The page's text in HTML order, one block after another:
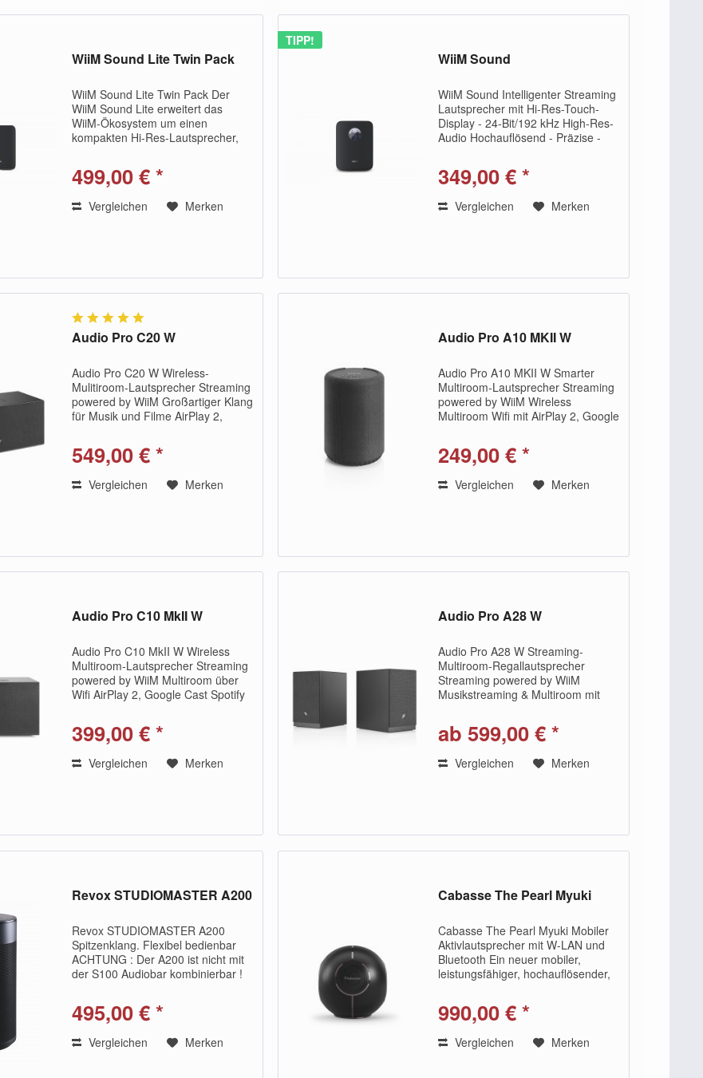
WiiM Sound Lite Twin Pack
WiiM Sound Lite Twin Pack Der
WiiM Sound Lite erweitert das
WiiM-Ökosystem um einen
kompakten Hi-Res-Lautsprecher,
und jede Hörgewohnheit einfügt. Er
teilt seine akustische DNA mit dem
499,00 € *
Vergleichen Merken
TIPP!
WiiM Sound
WiiM Sound Intelligenter Streaming
Lautsprecher mit Hi-Res-Touch-
Display - 24-Bit/192 kHz High-Res-
Audio Hochauflösend - Präzise -
24-Bit/192 kHz High-Res-Audio,
automatischer Raumkorrektur und
349,00 € *
Vergleichen Merken
Audio Pro C20 W
Audio Pro C20 W Wireless-
Mulitiroom-Lautsprecher Streaming
powered by WiiM Großartiger Klang
für Musik und Filme AirPlay 2,
Connect Audio Pro Multiroom HDMI
mit ARC und Bluetooth 5.0
549,00 € *
Vergleichen Merken
Audio Pro A10 MKII W
Audio Pro A10 MKII W Smarter
Multiroom-Lautsprecher Streaming
powered by WiiM Wireless
Multiroom Wifi mit AirPlay 2, Google
Personen-Nutzung Bluetooth 4.2 An
der Wand
separat...
249,00 € *
Vergleichen Merken
Audio Pro C10 MkII W
Audio Pro C10 MkII W Wireless
Multiroom-Lautsprecher Streaming
powered by WiiM Multiroom über
Wifi AirPlay 2, Google Cast Spotify
Bluetooth 4.2 Subwoofer-Ausgang,
Phono- und AUX-Eingang C10 MkII
399,00 € *
Vergleichen Merken
Audio Pro A28 W
Audio Pro A28 W Streaming-
Multiroom-Regallautsprecher
Streaming powered by WiiM
Musikstreaming & Multiroom mit
Cast, Spotify Connect Filmklang mit
Virtual Surround über HDMI ARC
ab 599,00 € *
Vergleichen Merken
Revox STUDIOMASTER A200
Revox STUDIOMASTER A200
Spitzenklang. Flexibel bedienbar
ACHTUNG : Der A200 ist nicht mit
der S100 Audiobar kombinierbar !
Bassreflex-Technologie. Einfache
Bedienung am Produkt und über
495,00 € *
Vergleichen Merken
Cabasse The Pearl Myuki
Cabasse The Pearl Myuki Mobiler
Aktivlautsprecher mit W-LAN und
Bluetooth Ein neuer mobiler,
leistungsfähiger, hochauflösender,
Wireless-Lautsprecher aus der
Pearl Collection! Egal, ob drinnen
990,00 € *
Vergleichen Merken